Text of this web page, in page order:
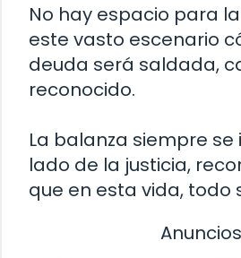
No hay espacio para
este vasto escenario
deuda será saldada,
reconocido.
La balanza siempre
lado de la justicia,
que en esta vida, todo
Anuncios